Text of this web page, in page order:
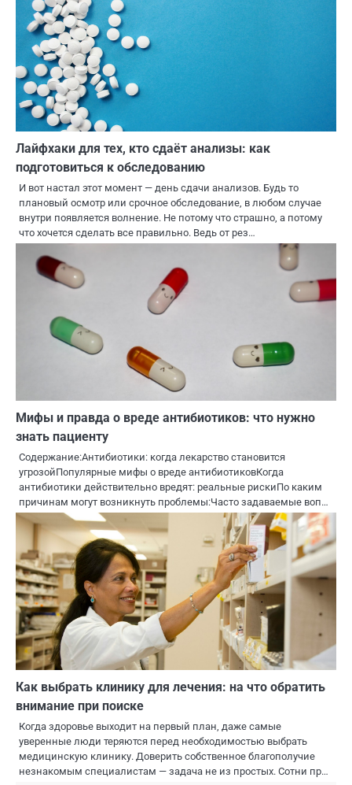
Лайфхаки для тех, кто сдаёт анализы: как
подготовиться к обследованию
И вот настал этот момент — день сдачи анализов. Будь то
плановый осмотр или срочное обследование, в любом случае
внутри появляется волнение. Не потому что страшно, а потому
что хочется сделать все правильно. Ведь от рез…
Мифы и правда о вреде антибиотиков: что нужно
знать пациенту
Содержание:Антибиотики: когда лекарство становится
угрозойПопулярные мифы о вреде антибиотиковКогда
антибиотики действительно вредят: реальные рискиПо каким
причинам могут возникнуть проблемы:Часто задаваемые воп…
Как выбрать клинику для лечения: на что обратить
внимание при поиске
Когда здоровье выходит на первый план, даже самые
уверенные люди теряются перед необходимостью выбрать
медицинскую клинику. Доверить собственное благополучие
незнакомым специалистам — задача не из простых. Сотни пр…